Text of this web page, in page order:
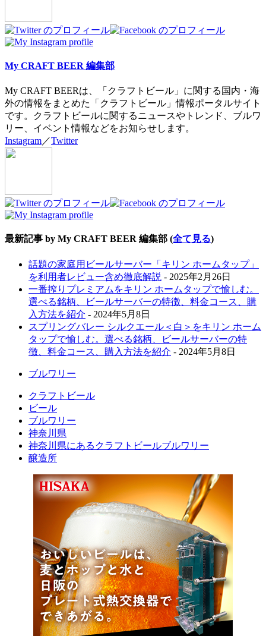
My CRAFT BEER 編集部
My CRAFT BEERは、「クラフトビール」に関する国内・海
外の情報をまとめた「クラフトビール」情報ポータルサイト
です。クラフトビールに関するニュースやトレンド、ブルワ
リー、イベント情報などをお知らせします。
Instagram／Twitter
最新記事 by My CRAFT BEER 編集部 (全て見る)
話題の家庭用ビールサーバー「キリン ホームタップ」
を利用者レビュー含め徹底解説 - 2025年2月26日
一番搾りプレミアムをキリン ホームタップで愉しむ。
選べる銘柄、ビールサーバーの特徴、料金コース、購
入方法を紹介 - 2024年5月8日
スプリングバレー シルクエール＜白＞をキリン ホーム
タップで愉しむ。選べる銘柄、ビールサーバーの特
徴、料金コース、購入方法を紹介 - 2024年5月8日
ブルワリー
クラフトビール
ビール
ブルワリー
神奈川県
神奈川県にあるクラフトビールブルワリー
醸造所